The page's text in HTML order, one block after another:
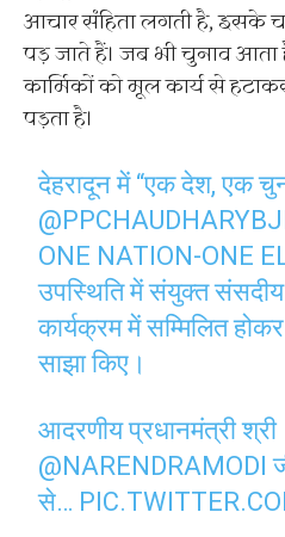
आचार संहिता लगती है, इसके
पड़ जाते हैं। जब भी चुनाव आता
कार्मिकों को मूल कार्य से
पड़ता है।
देहरादून में “एक देश, एक
ONE NATION-ONE
उपस्थिति में संयुक्त
कार्यक्रम में सम्मिलित
साझा किए।
आदरणीय प्रधानमंत्री श्री
@NARENDRAMODI
से…